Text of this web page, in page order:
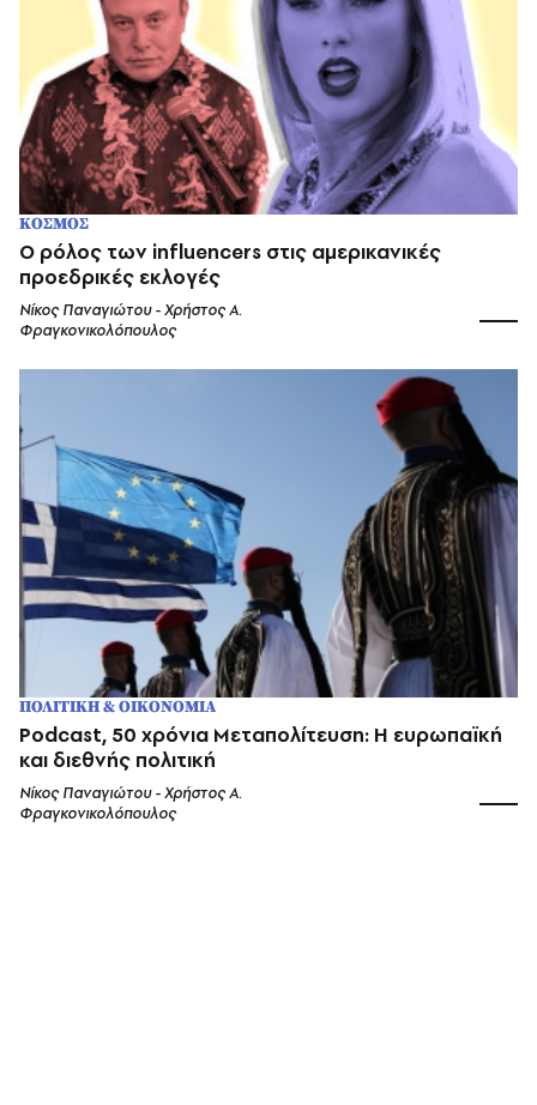
ΚΟΣΜΟΣ
O ρόλος των influencers στις αμερικανικές
προεδρικές εκλογές
Νίκος Παναγιώτου - Χρήστος Α.
Φραγκονικολόπουλος
ΠΟΛΙΤΙΚΗ & ΟΙΚΟΝΟΜΙΑ
Podcast, 50 χρόνια Μεταπολίτευση: Η ευρωπαϊκή
και διεθνής πολιτική
Νίκος Παναγιώτου - Χρήστος Α.
Φραγκονικολόπουλος